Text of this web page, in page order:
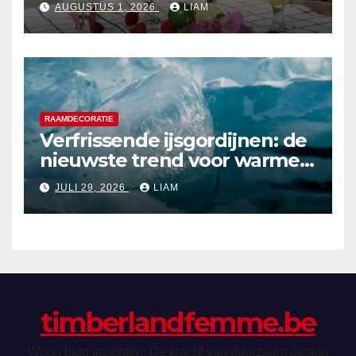
AUGUSTUS 1, 2026 LIAM
RAAMDECORATIE
Verfrissende ijsgordijnen: de
nieuwste trend voor warme
zomerdagen
JULI 29, 2026 LIAM
timberlandfemme.be